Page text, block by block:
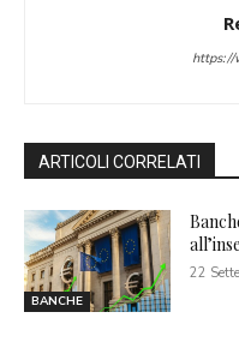
https://
ARTICOLI CORRELATI
BANCHE
22